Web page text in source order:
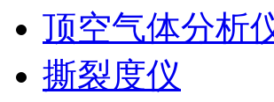
顶空气体分析
撕裂度仪